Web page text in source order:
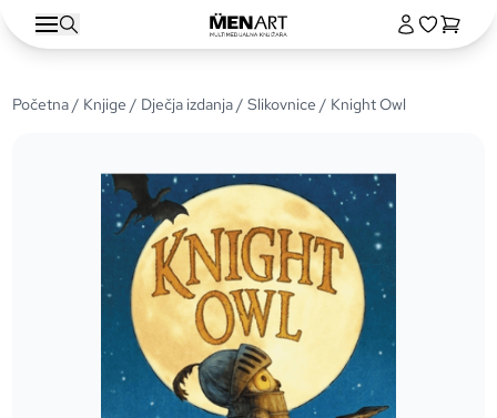
Početna/ Knjige / Dječja izdanja/Slikovnice / Knight Owl